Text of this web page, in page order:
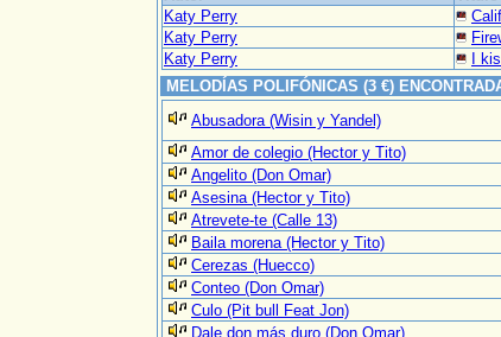
Katy Perry
Katy Perry
Katy Perry
I
MELODÍAS POLIFÓNICAS (3 €)
Abusadora (Wisin y Yandel)
Amor de colegio (Hector y Tito)
Angelito (Don Omar)
Asesina (Hector y Tito)
Atrevete-te (Calle 13)
Baila morena (Hector y Tito)
Cerezas (Huecco)
Conteo (Don Omar)
Culo (Pit bull Feat Jon)
Dale don más duro (Don Omar)